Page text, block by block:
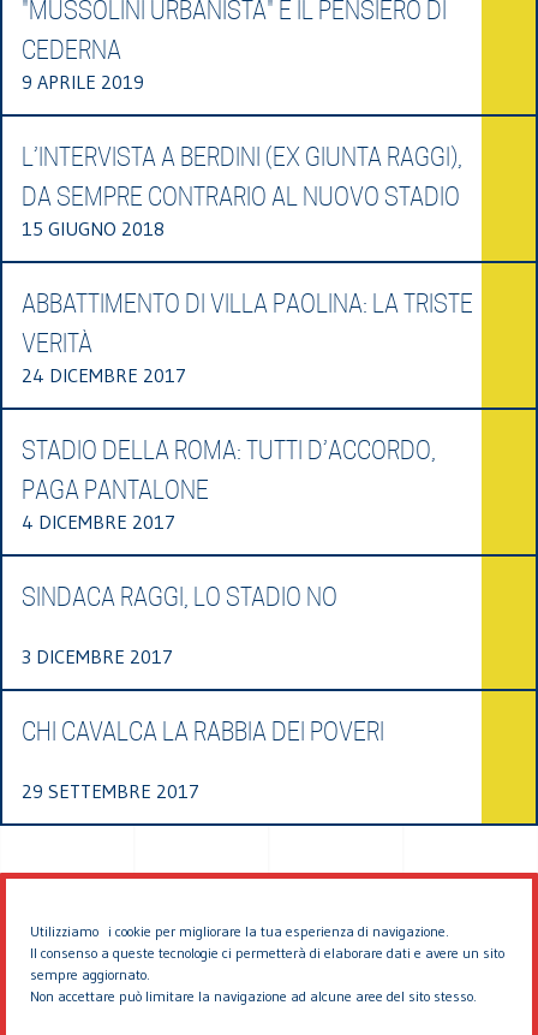
Utilizziamo i cookie per migliorare la tua esperienza di navigazione.
Il consenso a queste tecnologie ci permetterà di elaborare dati e avere un sito
sempre aggiornato.
Non accettare può limitare la navigazione ad alcune aree del sito stesso.
"MUSSOLINI URBANISTA" E IL PENSIERO DI
CEDERNA
9 APRILE 2019
L’INTERVISTA A BERDINI (EX GIUNTA RAGGI),
DA SEMPRE CONTRARIO AL NUOVO STADIO
15 GIUGNO 2018
ABBATTIMENTO DI VILLA PAOLINA: LA TRISTE
VERITÀ
24 DICEMBRE 2017
STADIO DELLA ROMA: TUTTI D’ACCORDO,
PAGA PANTALONE
4 DICEMBRE 2017
SINDACA RAGGI, LO STADIO NO
3 DICEMBRE 2017
CHI CAVALCA LA RABBIA DEI POVERI
29 SETTEMBRE 2017